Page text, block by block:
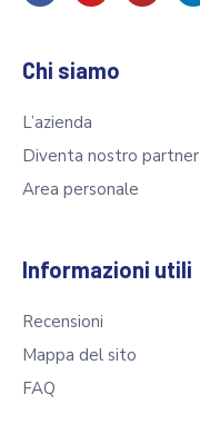
Chi siamo
L’azienda
Diventa nostro partner
Area personale
Informazioni utili
Recensioni
Mappa del sito
FAQ